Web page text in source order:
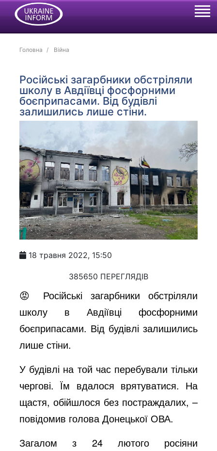
Головна Війна
Російські загарбники обстріляли
школу в Авдіївці фосфорними
боєприпасами. Від будівлі
залишились лише стіни.
18 травня 2022, 15:50
385650 ПЕРЕГЛЯДІВ
😡 Російські загарбники обстріляли
школу в Авдіївці фосфорними
боєприпасами. Від будівлі залишились
лише стіни.
У будівлі на той час перебували тільки
чергові. Їм вдалося врятуватися. На
щастя, обійшлося без постраждалих, –
повідомив голова Донецької ОВА.
Загалом з 24 лютого росіяни